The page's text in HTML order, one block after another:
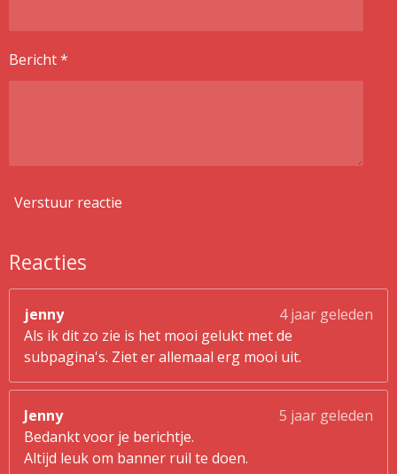
Bericht *
Verstuur reactie
Reacties
jenny
4 jaar geleden
Als ik dit zo zie is het mooi gelukt met de
subpagina's. Ziet er allemaal erg mooi uit.
Jenny
5 jaar geleden
Bedankt voor je berichtje.
Altijd leuk om banner ruil te doen.